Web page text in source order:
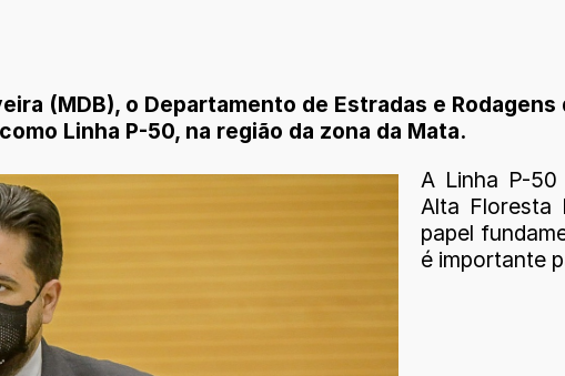
(MDB), o Departamento de Estradas e Rodagens
Linha P-50, na região da zona da Mata.
A Linha P-
Alta Floresta
papel
é importante